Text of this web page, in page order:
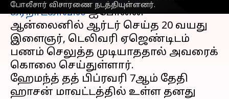
போலீசார் விசாரணை நடத்தியுள்ளனர்.
கர்நாடகாவில்ஐபோனை
ஆன்லைனில் ஆர்டர் செய்த 20 வயது
இளைஞர், டெலிவரி ஏஜெண்டிடம்
பணம் செலுத்த முடியாததால் அவரைக்
கொலை செய்துள்ளார்.
ஹேமந்த் தத் பிப்ரவரி 7ஆம் தேதி
ஹாசன் மாவட்டத்தில் உள்ள தனது